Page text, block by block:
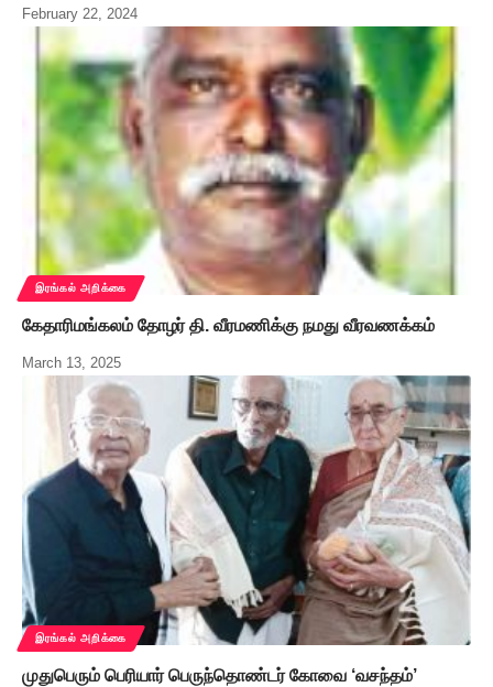
February 22, 2024
இரங்கல் அறிக்கை
கேதாரிமங்கலம் தோழர் தி. வீரமணிக்கு நமது வீரவணக்கம்
March 13, 2025
இரங்கல் அறிக்கை
முதுபெரும் பெரியார் பெருந்தொண்டர் கோவை ‘வசந்தம்’